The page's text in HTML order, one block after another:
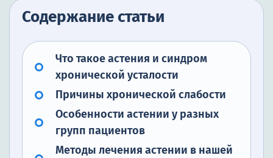
Содержание статьи
Что такое астения и синдром
хронической усталости
Причины хронической слабости
Особенности астении у разных
групп пациентов
Методы лечения астении в нашей